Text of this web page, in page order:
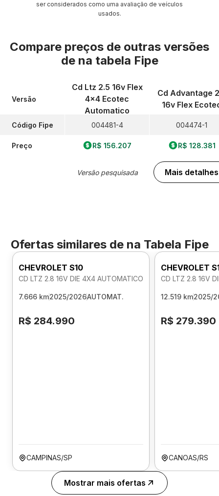
ser considerados como uma avaliação de veículos
usados.
Compare preços de outras versões
de na tabela Fipe
Versão
Código Fipe
Preço
Cd Ltz 2.5 16v Flex
4x4 Ecotec
Automatico
004481-4
R$ 156.207
Versão pesquisada
Cd Advantage
16v Flex
004474-1
R$ 128.381
Mais detalhes
Ofertas similares de na Tabela Fipe
CHEVROLET S10
CD LTZ 2.8 16V DIE 4X4 AUTOMATICO
7.666 km2025/2026AUTOMAT.
R$ 284.990
CAMPINAS/SP
CHEVROLET
CD LTZ 2.8 16V
12.519 km2025/
R$ 279.390
CANOAS/RS
Mostrar mais ofertas